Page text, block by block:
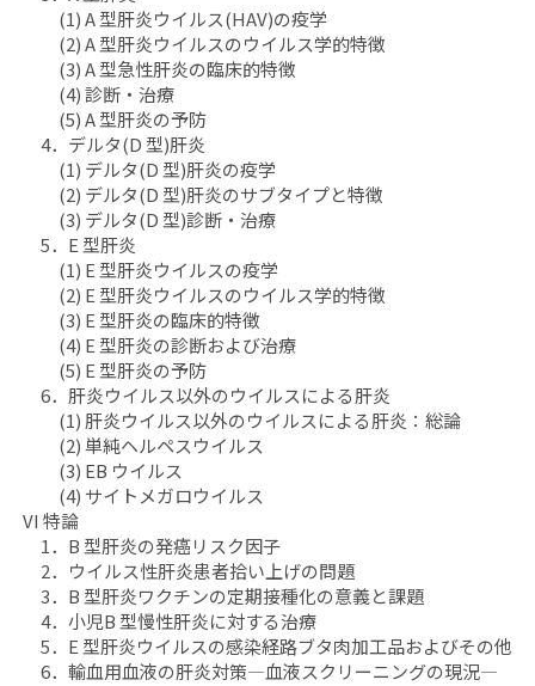
(1) A 型肝炎ウイルス(HAV)の疫学
(2) A 型肝炎ウイルスのウイルス学的特徴
(3) A 型急性肝炎の臨床的特徴
(4) 診断・治療
(5) A 型肝炎の予防
4．デルタ(D 型)肝炎
(1) デルタ(D 型)肝炎の疫学
(2) デルタ(D 型)肝炎のサブタイプと特徴
(3) デルタ(D 型)診断・治療
5．E 型肝炎
(1) E 型肝炎ウイルスの疫学
(2) E 型肝炎ウイルスのウイルス学的特徴
(3) E 型肝炎の臨床的特徴
(4) E 型肝炎の診断および治療
(5) E 型肝炎の予防
6．肝炎ウイルス以外のウイルスによる肝炎
(1) 肝炎ウイルス以外のウイルスによる肝炎：総論
(2) 単純ヘルペスウイルス
(3) EB ウイルス
(4) サイトメガロウイルス
VI 特論
1．B 型肝炎の発癌リスク因子
2．ウイルス性肝炎患者拾い上げの問題
3．B 型肝炎ワクチンの定期接種化の意義と課題
4．小児B 型慢性肝炎に対する治療
5．E 型肝炎ウイルスの感染経路ブタ肉加工品およびその他
6．輸血用血液の肝炎対策―血液スクリーニングの現況―